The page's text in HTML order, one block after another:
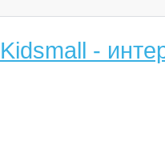
Kidsmall -